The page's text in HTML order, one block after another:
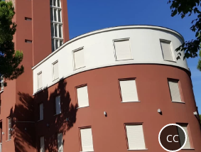
CC